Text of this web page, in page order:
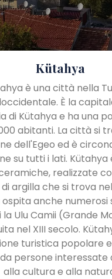
Kütahya
è una città nella
È la
di Kütahya e ha una
abitanti. La città si
dell'Egeo ed è
su tutti i lati. Kütahya
realizzate
argilla che si trova
anche numerosi
la Ulu Camii (Grande
nel XIII secolo.
turistica popolare
persone interessate
alla cultura e alla